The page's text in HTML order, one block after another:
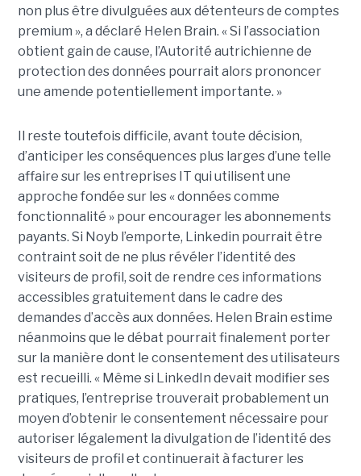
non plus être divulguées aux détenteurs de comptes
premium », a déclaré Helen Brain. « Si l’association
obtient gain de cause, l’Autorité autrichienne de
protection des données pourrait alors prononcer
une amende potentiellement importante. »
Il reste toutefois difficile, avant toute décision,
d’anticiper les conséquences plus larges d’une telle
affaire sur les entreprises IT qui utilisent une
approche fondée sur les « données comme
fonctionnalité » pour encourager les abonnements
payants. Si Noyb l’emporte, Linkedin pourrait être
contraint soit de ne plus révéler l’identité des
visiteurs de profil, soit de rendre ces informations
accessibles gratuitement dans le cadre des
demandes d’accès aux données. Helen Brain estime
néanmoins que le débat pourrait finalement porter
sur la manière dont le consentement des utilisateurs
est recueilli. « Même si LinkedIn devait modifier ses
pratiques, l’entreprise trouverait probablement un
moyen d’obtenir le consentement nécessaire pour
autoriser légalement la divulgation de l’identité des
visiteurs de profil et continuerait à facturer les